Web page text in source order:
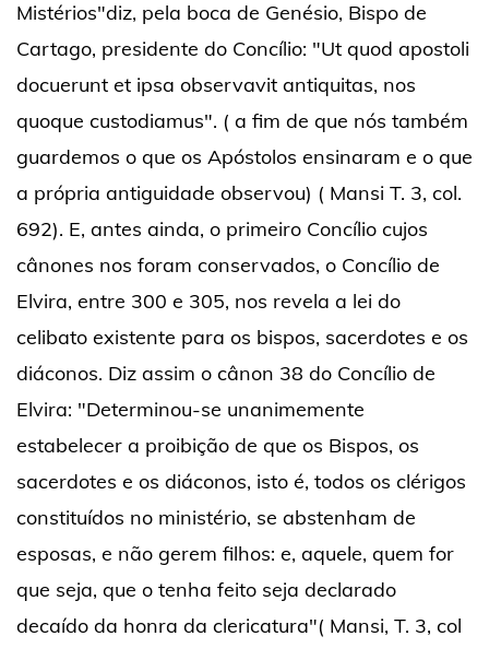
Mistérios"diz, pela boca de Genésio, Bispo de
Cartago, presidente do Concílio: "Ut quod apostoli
docuerunt et ipsa observavit antiquitas, nos
quoque custodiamus". ( a fim de que nós também
guardemos o que os Apóstolos ensinaram e o que
a própria antiguidade observou) ( Mansi T. 3, col.
692). E, antes ainda, o primeiro Concílio cujos
cânones nos foram conservados, o Concílio de
Elvira, entre 300 e 305, nos revela a lei do
celibato existente para os bispos, sacerdotes e os
diáconos. Diz assim o cânon 38 do Concílio de
Elvira: "Determinou-se unanimemente
estabelecer a proibição de que os Bispos, os
sacerdotes e os diáconos, isto é, todos os clérigos
constituídos no ministério, se abstenham de
esposas, e não gerem filhos: e, aquele, quem for
que seja, que o tenha feito seja declarado
decaído da honra da clericatura"( Mansi, T. 3, col